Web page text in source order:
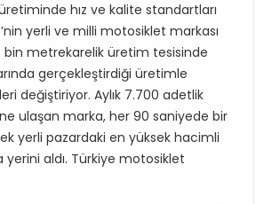
MÜHENDISLIĞINDE HEDEF
GERGİNLİĞİ!
hız ve kalite standartları
yerli ve milli motosiklet markası
metrekarelik üretim tesisinde
gerçekleştirdiği üretimle
değiştiriyor. Aylık 7.700 adetlik
ulaşan marka, her 90 saniyede bir
yerli pazardaki en yüksek hacimli
yerini aldı. Türkiye motosiklet